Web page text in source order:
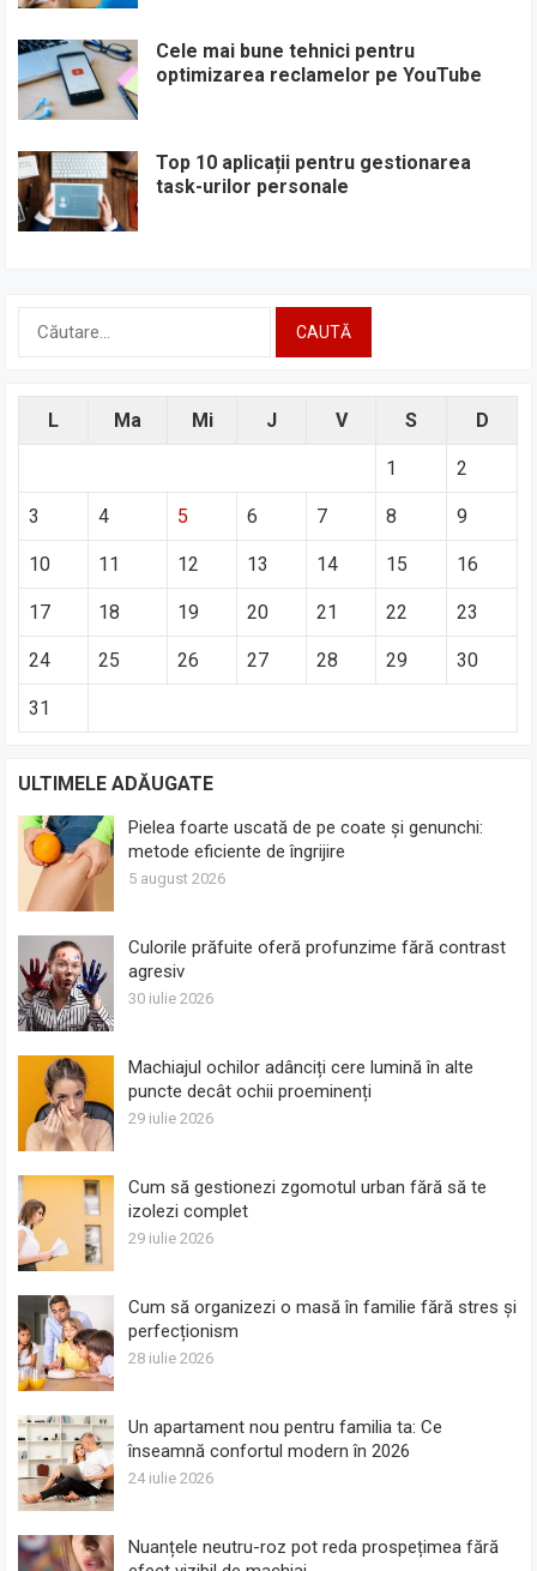
Cele mai bune tehnici pentru
optimizarea reclamelor pe YouTube
Top 10 aplicații pentru gestionarea
task-urilor personale
L Ma Mi J V S D
1 2
3 4 5 6 7 8 9
10 11 12 13 14 15 16
17 18 19 20 21 22 23
24 25 26 27 28 29 30
31
ULTIMELE ADĂUGATE
Pielea foarte uscată de pe coate și genunchi:
metode eficiente de îngrijire
5 august 2026
Culorile prăfuite oferă profunzime fără contrast
agresiv
30 iulie 2026
Machiajul ochilor adânciți cere lumină în alte
puncte decât ochii proeminenți
29 iulie 2026
Cum să gestionezi zgomotul urban fără să te
izolezi complet
29 iulie 2026
Cum să organizezi o masă în familie fără stres și
perfecționism
28 iulie 2026
Un apartament nou pentru familia ta: Ce
înseamnă confortul modern în 2026
24 iulie 2026
Nuanțele neutru-roz pot reda prospețimea fără